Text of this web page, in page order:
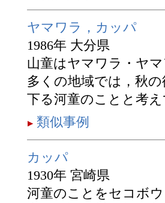
ヤマワラ，カッパ
1986年 大分県
山童はヤマワラ・ヤ
多くの地域では，秋
下る河童のことと考
類似事例
カッパ
1930年 宮崎県
河童のことをセコボ